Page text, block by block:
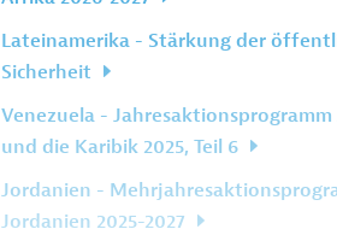
Lateinamerika - Stärkung der
Sicherheit
Venezuela - Jahresaktionsprogramm
und die Karibik 2025, Teil 6
Jordanien -
Jordanien 2025-2027